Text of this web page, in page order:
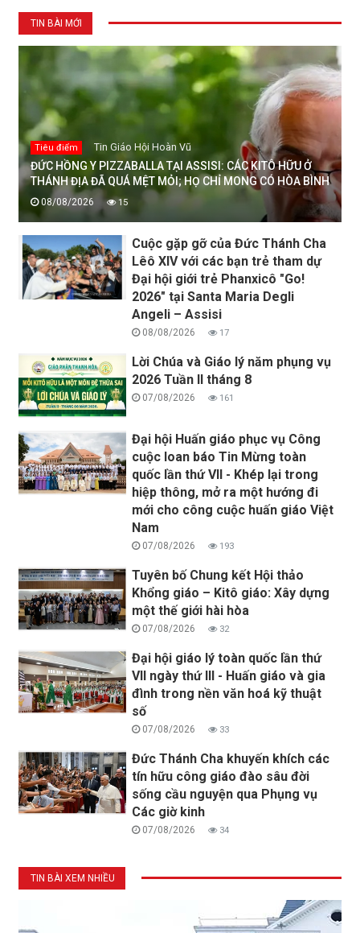
TIN BÀI MỚI
Tiêu điểm Tin Giáo Hội Hoàn Vũ
ĐỨC HỒNG Y PIZZABALLA TẠI ASSISI: CÁC KITÔ HỮU Ở
THÁNH ĐỊA ĐÃ QUÁ MỆT MỎI; HỌ CHỈ MONG CÓ HÒA BÌNH
08/08/2026 15
Cuộc gặp gỡ của Đức Thánh Cha
Lêô XIV với các bạn trẻ tham dự
Đại hội giới trẻ Phanxicô "Go!
2026" tại Santa Maria Degli
Angeli – Assisi
08/08/2026 17
Lời Chúa và Giáo lý năm phụng vụ
2026 Tuần II tháng 8
07/08/2026 161
Đại hội Huấn giáo phục vụ Công
cuộc loan báo Tin Mừng toàn
quốc lần thứ VII - Khép lại trong
hiệp thông, mở ra một hướng đi
mới cho công cuộc huấn giáo Việt
Nam
07/08/2026 193
Tuyên bố Chung kết Hội thảo
Khổng giáo – Kitô giáo: Xây dựng
một thế giới hài hòa
07/08/2026 32
Đại hội giáo lý toàn quốc lần thứ
VII ngày thứ III - Huấn giáo và gia
đình trong nền văn hoá kỹ thuật
số
07/08/2026 33
Đức Thánh Cha khuyến khích các
tín hữu công giáo đào sâu đời
sống cầu nguyện qua Phụng vụ
Các giờ kinh
07/08/2026 34
TIN BÀI XEM NHIỀU